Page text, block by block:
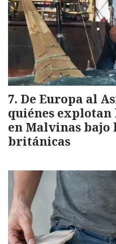
De Europa al
quiénes explotan
en Malvinas bajo
británicas